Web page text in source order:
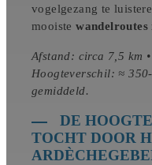
vogelgezang te
mooistewandelroutes
Afstand: circa 7,5 km
Hoogteverschil: ≈
gemiddeld.
DE
TOCHT DOOR